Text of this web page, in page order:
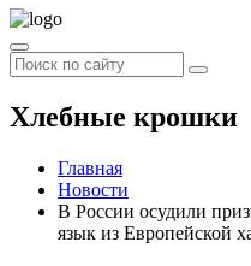
Хлебные крошки
Главная
Новости
В России осудили
язык из Европейской